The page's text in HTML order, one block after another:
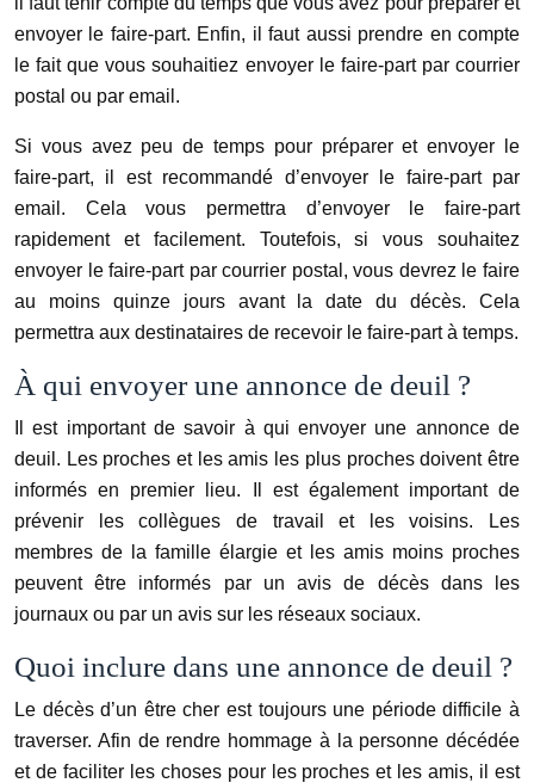
envoyer le faire-part. Enfin, il faut aussi prendre en compte
le fait que vous souhaitiez envoyer le faire-part par courrier
postal ou par email.
Si vous avez peu de temps pour préparer et envoyer le
faire-part, il est recommandé d’envoyer le faire-part par
email. Cela vous permettra d’envoyer le faire-part
rapidement et facilement. Toutefois, si vous souhaitez
envoyer le faire-part par courrier postal, vous devrez le faire
au moins quinze jours avant la date du décès. Cela
permettra aux destinataires de recevoir le faire-part à temps.
À qui envoyer une annonce de deuil ?
Il est important de savoir à qui envoyer une annonce de
deuil. Les proches et les amis les plus proches doivent être
informés en premier lieu. Il est également important de
prévenir les collègues de travail et les voisins. Les
membres de la famille élargie et les amis moins proches
peuvent être informés par un avis de décès dans les
journaux ou par un avis sur les réseaux sociaux.
Quoi inclure dans une annonce de deuil ?
Le décès d’un être cher est toujours une période difficile à
traverser. Afin de rendre hommage à la personne décédée
et de faciliter les choses pour les proches et les amis, il est